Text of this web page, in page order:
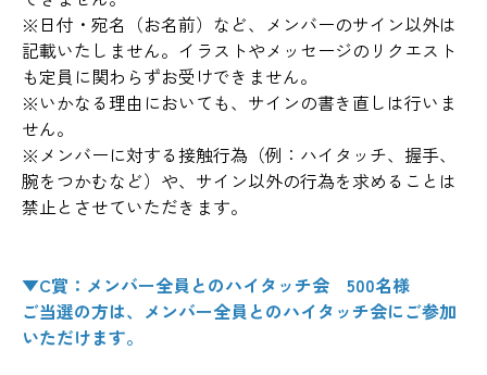
※日付・宛名（お名前）など、メンバーのサイン以外は
記載いたしません。イラストやメッセージのリクエスト
も定員に関わらずお受けできません。
※いかなる理由においても、サインの書き直しは行いま
せん。
※メンバーに対する接触行為（例：ハイタッチ、握手、
腕をつかむなど）や、サイン以外の行為を求めることは
禁止とさせていただきます。
▼C賞：メンバー全員とのハイタッチ会 500名様
ご当選の方は、メンバー全員とのハイタッチ会にご参加
いただけます。